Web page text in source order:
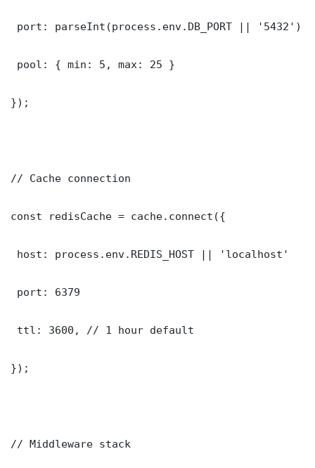
port: parseInt(process.env.DB_PORT || '5432')
pool: { min: 5, max: 25 }
});
// Cache connection
const redisCache = cache.connect({
host: process.env.REDIS_HOST || 'localhost'
port: 6379
ttl: 3600, // 1 hour default
});
// Middleware stack